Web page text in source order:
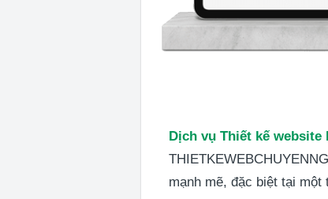
Dịch vụ Thiết kế website
mạnh mẽ, đặc biệt tại